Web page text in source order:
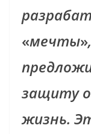
«мечты»
защиту
жизнь.